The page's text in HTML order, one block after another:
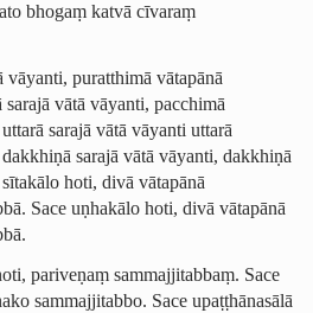
bhogaṃ katvā cīvaraṃ
vāyanti, puratthimā vātapānā
vātā vāyanti, pacchimā
sarajā vātā vāyanti uttarā
sarajā vātā vāyanti, dakkhiṇā
hoti, divā vātapānā
Sace uṇhakālo hoti, divā vātapānā
pariveṇaṃ sammajjitabbaṃ. Sace
sammajjitabbo. Sace upaṭṭhānasālā